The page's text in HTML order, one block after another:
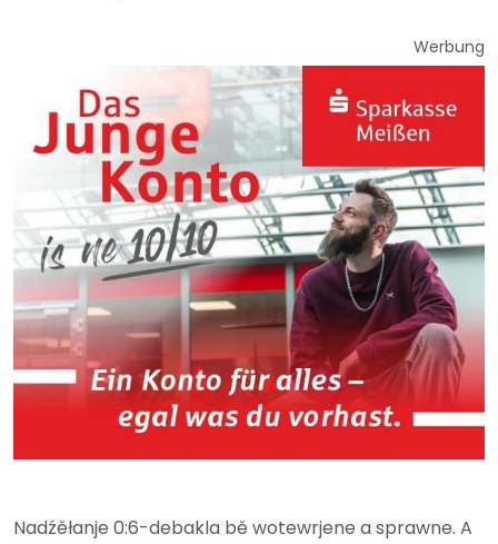
Werbung
Nadźěłanje 0:6-debakla bě wotewrjene a sprawne. A